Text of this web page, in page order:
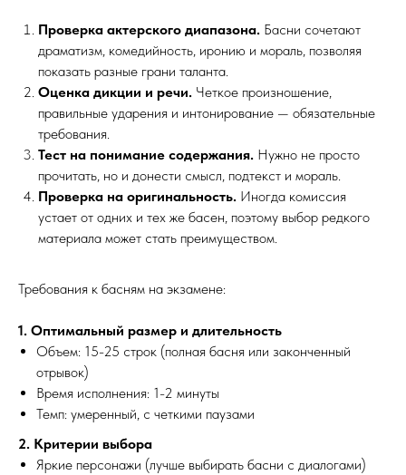
Проверка актерского диапазона. Басни сочетают
драматизм, комедийность, иронию и мораль, позволяя
показать разные грани таланта.
Оценка дикции и речи. Четкое произношение,
правильные ударения и интонирование — обязательные
требования.
Тест на понимание содержания. Нужно не просто
прочитать, но и донести смысл, подтекст и мораль.
Проверка на оригинальность. Иногда комиссия
устает от одних и тех же басен, поэтому выбор редкого
материала может стать преимуществом.
Требования к басням на экзамене:
1. Оптимальный размер и длительность
Объем: 15-25 строк (полная басня или законченный
отрывок)
Время исполнения: 1-2 минуты
Темп: умеренный, с четкими паузами
2. Критерии выбора
Яркие персонажи (лучше выбирать басни с диалогами)